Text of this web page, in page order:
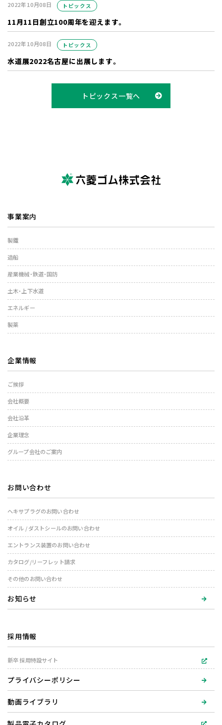
2022年10月08日
11月11日創立100周年を迎えます。
トピックス
2022年10月08日
水道展2022名古屋に出展します。
トピックス
トピックス一覧へ
事業案内
製鐵
造船
産業機械・鉄道・国防
土木・上下水道
エネルギー
製薬
企業情報
ご挨拶
会社概要
会社沿革
企業理念
グループ会社のご案内
お問い合わせ
ヘキサプラグのお問い合わせ
オイル / ダストシールのお問い合わせ
エントランス装置のお問い合わせ
カタログ/リーフレット請求
その他のお問い合わせ
お知らせ
採用情報
新卒 採用特設サイト
プライバシーポリシー
動画ライブラリ